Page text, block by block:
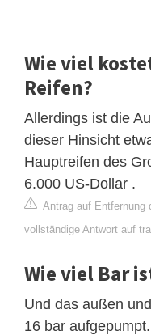
Wie viel
Reifen?
Allerdings ist die
dieser Hinsicht
Hauptreifen des
6.000 US-Dollar .
Antrag auf Entfernung
vollständige Antwort auf
Wie viel Bar
Und das außen
16 bar